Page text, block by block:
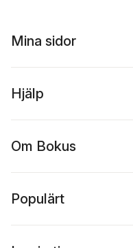
Mina sidor
Hjälp
Om Bokus
Populärt